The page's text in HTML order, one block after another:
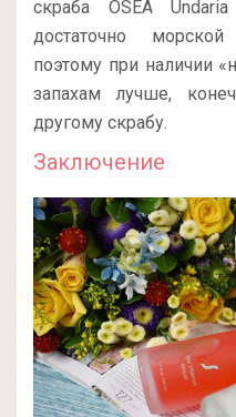
скраба OSEA
достаточно
поэтому при наличии
запахам лучше,
другому скрабу.
Заключение